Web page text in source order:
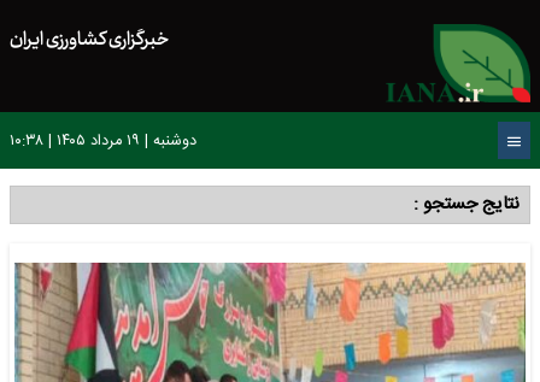
خبرگزاری کشاورزی ایران
دوشنبه | ۱۹ مرداد ۱۴۰۵ | ۱۰:۳۸
نتایج جستجو :